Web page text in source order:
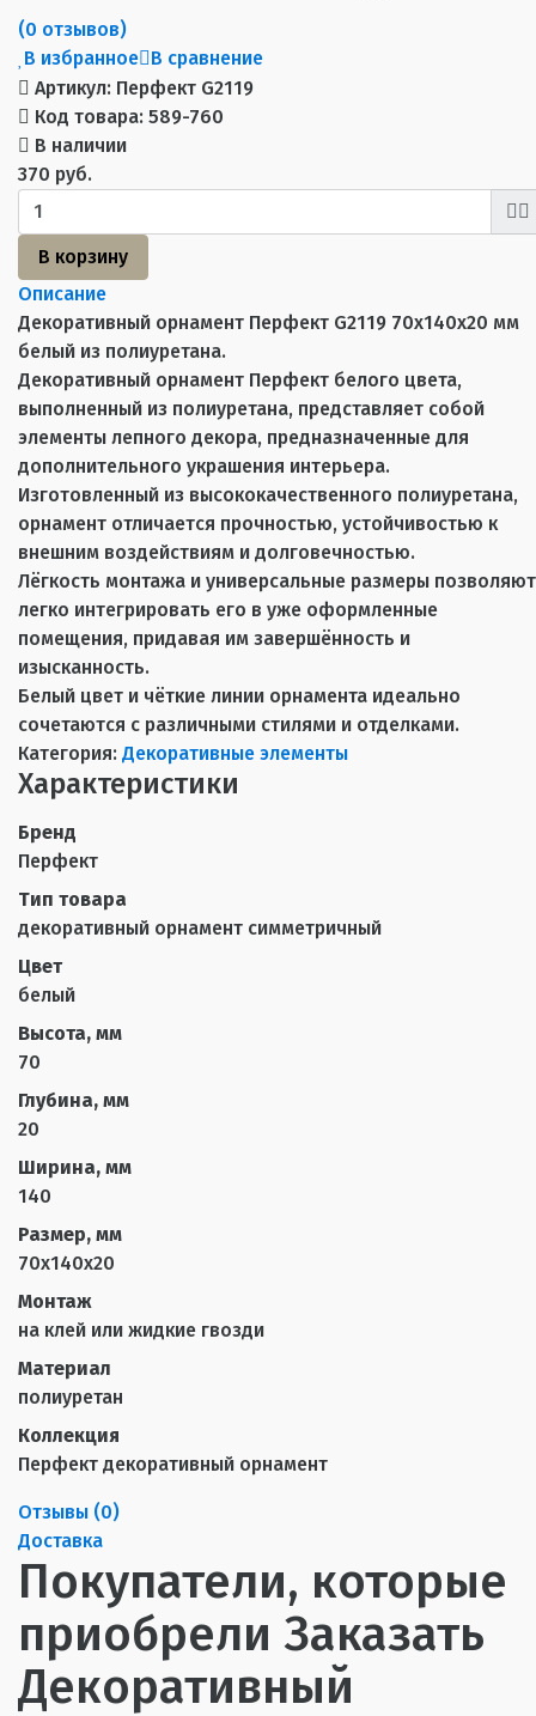
(0 отзывов)
В избранное В сравнение
Артикул: Перфект G2119
Код товара: 589-760
В наличии
370 руб.
В корзину
Описание
Декоративный орнамент Перфект G2119 70х140х20 мм
белый из полиуретана.
Декоративный орнамент Перфект белого цвета,
выполненный из полиуретана, представляет собой
элементы лепного декора, предназначенные для
дополнительного украшения интерьера.
Изготовленный из высококачественного полиуретана,
орнамент отличается прочностью, устойчивостью к
внешним воздействиям и долговечностью.
Лёгкость монтажа и универсальные размеры позволяют
легко интегрировать его в уже оформленные
помещения, придавая им завершённость и
изысканность.
Белый цвет и чёткие линии орнамента идеально
сочетаются с различными стилями и отделками.
Категория: Декоративные элементы
Характеристики
Бренд
Перфект
Тип товара
декоративный орнамент симметричный
Цвет
белый
Высота, мм
70
Глубина, мм
20
Ширина, мм
140
Размер, мм
70х140х20
Монтаж
на клей или жидкие гвозди
Материал
полиуретан
Коллекция
Перфект декоративный орнамент
Отзывы (0)
Доставка
Покупатели, которые
приобрели Заказать
Декоративный